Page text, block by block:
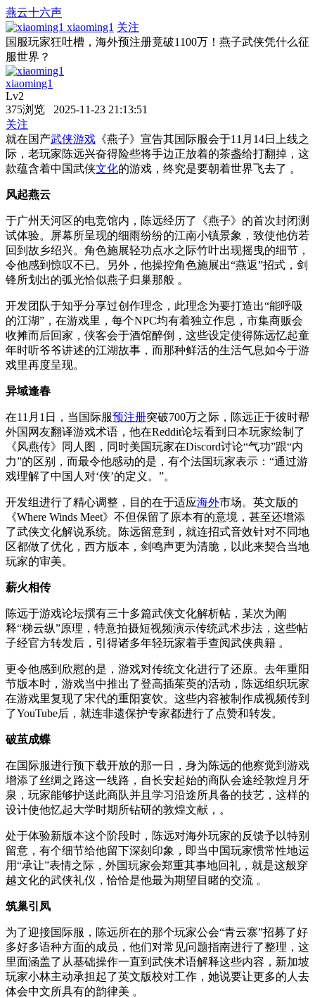
燕云十六声
xiaoming1 关注
国服玩家狂吐槽，海外预注册竟破1100万！燕子武侠凭什么征
服世界？
xiaoming1
Lv2
375浏览 2025-11-23 21:13:51
关注
就在国产武侠游戏 《燕子》宣告其国际服会于11月14日上线之
际，老玩家陈远兴奋得险些将手边正放着的茶盏给打翻掉，这
款蕴含着中国武侠文化的游戏，终究是要朝着世界飞去了 。
风起燕云
于广州天河区的电竞馆内，陈远经历了《燕子》的首次封闭测
试体验。屏幕所呈现的细雨纷纷的江南小镇景象，致使他仿若
回到故乡绍兴。角色施展轻功点水之际竹叶出现摇曳的细节，
令他感到惊叹不已。另外，他操控角色施展出“燕返”招式，剑
锋所划出的弧光恰似燕子归巢那般 。
开发团队于知乎分享过创作理念，此理念为要打造出“能呼吸
的江湖”，在游戏里，每个NPC均有着独立作息，市集商贩会
收摊而后回家，侠客会于酒馆醉倒，这些设定使得陈远忆起童
年时听爷爷讲述的江湖故事，而那种鲜活的生活气息如今于游
戏里再度呈现。
异域逢春
在11月1日，当国际服预注册突破700万之际，陈远正于彼时帮
外国网友翻译游戏术语，他在Reddit论坛看到日本玩家绘制了
《风燕传》同人图，同时美国玩家在Discord讨论“气功”跟“内
力”的区别，而最令他感动的是，有个法国玩家表示：“通过游
戏理解了中国人对‘侠’的定义。”。
开发组进行了精心调整，目的在于适应海外市场。英文版的
《Where Winds Meet》不但保留了原本有的意境，甚至还增添
了武侠文化解说系统。陈远留意到，就连招式音效针对不同地
区都做了优化，西方版本，剑鸣声更为清脆，以此来契合当地
玩家的审美。
薪火相传
陈远于游戏论坛撰有三十多篇武侠文化解析帖，某次为阐
释“梯云纵”原理，特意拍摄短视频演示传统武术步法，这些帖
子经官方转发后，引得诸多年轻玩家着手查阅武侠典籍 。
更令他感到欣慰的是，游戏对传统文化进行了还原。去年重阳
节版本时，游戏当中推出了登高插茱萸的活动，陈远组织玩家
在游戏里复现了宋代的重阳宴饮。这些内容被制作成视频传到
了YouTube后，就连非遗保护专家都进行了点赞和转发。
破茧成蝶
在国际服进行预下载开放的那一日，身为陈远的他察觉到游戏
增添了丝绸之路这一线路，自长安起始的商队会途经敦煌月牙
泉，玩家能够护送此商队并且学习沿途所具备的技艺，这样的
设计使他忆起大学时期所钻研的敦煌文献，。
处于体验新版本这个阶段时，陈远对海外玩家的反馈予以特别
留意，有个细节给他留下深刻印象，即当中国玩家惯常性地运
用“承让”表情之际，外国玩家会郑重其事地回礼，就是这般穿
越文化的武侠礼仪，恰恰是他最为期望目睹的交流 。
筑巢引凤
为了迎接国际服，陈远所在的那个玩家公会“青云寨”招募了好
多好多语种方面的成员，他们对常见问题指南进行了整理，这
里面涵盖了从基础操作一直到武侠术语解释这些内容，新加坡
玩家小林主动承担起了英文版校对工作，她说要让更多的人去
体会中文所具有的韵律美 。